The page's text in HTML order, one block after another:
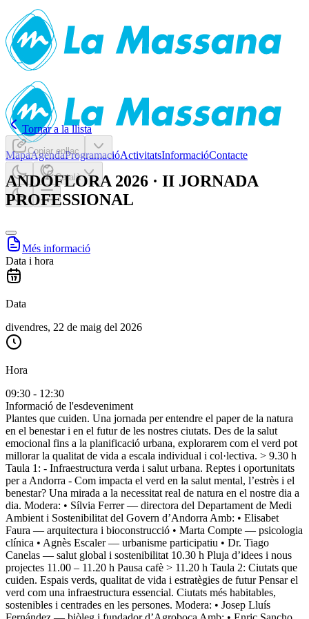
MapaAgendaProgramacióActivitatsInformacióContacte
Català
Tornar a la llista
Copiar enllaç
ANDOFLORA 2026 · II JORNADA
PROFESSIONAL
Més informació
Data i hora
Data
divendres, 22 de maig del 2026
Hora
09:30 - 12:30
Informació de l'esdeveniment
Plantes que cuiden. Una jornada per entendre el paper de la natura
en el benestar i en el futur de les nostres ciutats. Des de la salut
emocional fins a la planificació urbana, explorarem com el verd pot
millorar la qualitat de vida a escala individual i col·lectiva. > 9.30 h
Taula 1: - Infraestructura verda i salut urbana. Reptes i oportunitats
per a Andorra - Com impacta el verd en la salut mental, l’estrès i el
benestar? Una mirada a la necessitat real de natura en el nostre dia a
dia. Modera: • Sílvia Ferrer — directora del Departament de Medi
Ambient i Sostenibilitat del Govern d’Andorra Amb: • Elisabet
Faura — arquitectura i bioconstrucció • Marta Compte — psicologia
clínica • Agnès Escaler — urbanisme participatiu • Dr. Tiago
Canelas — salut global i sostenibilitat 10.30 h Pluja d’idees i nous
projectes 11.00 – 11.20 h Pausa cafè > 11.20 h Taula 2: Ciutats que
cuiden. Espais verds, qualitat de vida i estratègies de futur Pensar el
verd com una infraestructura essencial. Ciutats més habitables,
sostenibles i centrades en les persones. Modera: • Josep Lluís